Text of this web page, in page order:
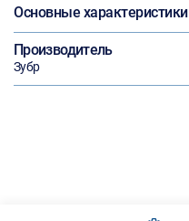
Основные характеристики
Производитель
Зубр